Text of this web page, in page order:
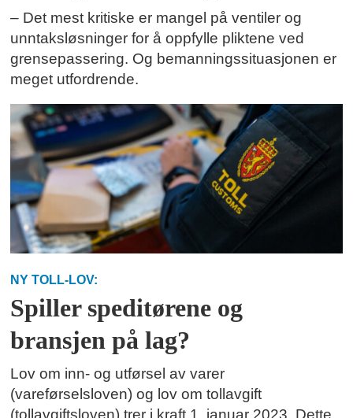
– Det mest kritiske er mangel på ventiler og
unntaksløsninger for å oppfylle pliktene ved
grensepassering. Og bemanningssituasjonen er
meget utfordrende.
NY TOLL-LOV:
Spiller speditørene og
bransjen på lag?
Lov om inn- og utførsel av varer
(vareførselsloven) og lov om tollavgift
(tollavgiftsloven) trer i kraft 1. januar 2023. Dette